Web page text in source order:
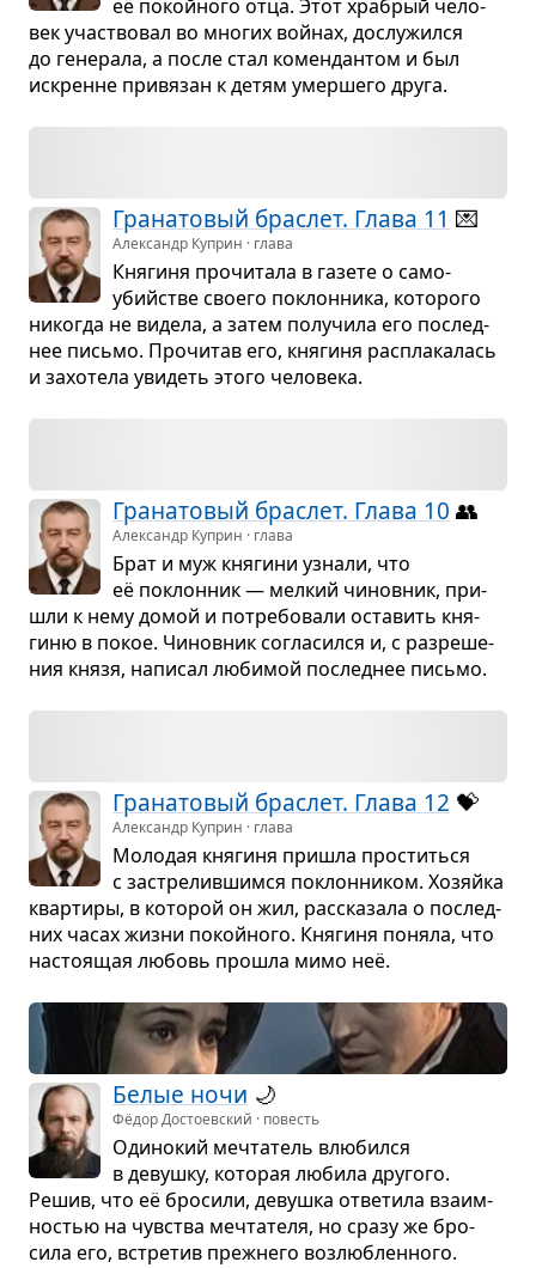
её покойного отца. Этот хра­брый чело­
век участ­во­вал во мно­гих войнах, дослу­жился
до гене­рала, а после стал комен­дан­том и был
искренне при­вя­зан к детям умер­шего друга.
Гра­на­то­вый брас­лет. Глава 11 💌
Александр Куприн · глава
Кня­гиня про­чи­тала в газете о само­
убийстве сво­его поклон­ника, кото­рого
нико­гда не видела, а затем полу­чила его послед­
нее письмо. Про­чи­тав его, кня­гиня рас­пла­ка­лась
и захо­тела уви­деть этого чело­века.
Гра­на­то­вый брас­лет. Глава 10 👥
Александр Куприн · глава
Брат и муж кня­гини узнали, что
её поклон­ник — мел­кий чинов­ник, при­
шли к нему домой и потре­бо­вали оста­вить кня­
гиню в покое. Чинов­ник согла­сился и, с раз­ре­ше­
ния князя, напи­сал люби­мой послед­нее письмо.
Гра­на­то­вый брас­лет. Глава 12 💝
Александр Куприн · глава
Моло­дая кня­гиня при­шла про­ститься
с застре­лив­шимся поклон­ни­ком. Хозяйка
квар­тиры, в кото­рой он жил, рас­ска­зала о послед­
них часах жизни покойного. Кня­гиня поняла, что
насто­я­щая любовь про­шла мимо неё.
Белые ночи 🌙
Фёдор Достоевский · повесть
Оди­но­кий меч­та­тель влю­бился
в девушку, кото­рая любила дру­гого.
Решив, что её бро­сили, девушка отве­тила вза­им­
но­стью на чув­ства меч­та­теля, но сразу же бро­
сила его, встре­тив преж­него воз­люб­лен­ного.